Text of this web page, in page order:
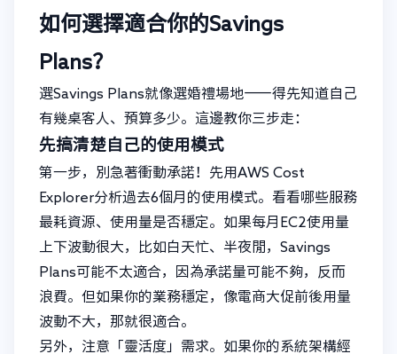
如何選擇適合你的Savings
Plans？
選Savings Plans就像選婚禮場地——得先知道自己
有幾桌客人、預算多少。這邊教你三步走：
先搞清楚自己的使用模式
第一步，別急著衝動承諾！先用AWS Cost
Explorer分析過去6個月的使用模式。看看哪些服務
最耗資源、使用量是否穩定。如果每月EC2使用量
上下波動很大，比如白天忙、半夜閒，Savings
Plans可能不太適合，因為承諾量可能不夠，反而
浪費。但如果你的業務穩定，像電商大促前後用量
波動不大，那就很適合。
另外，注意「靈活度」需求。如果你的系統架構經